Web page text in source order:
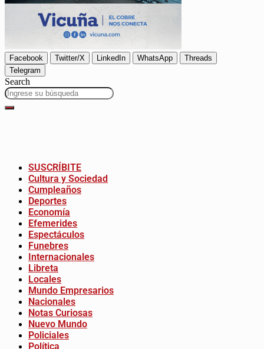
Facebook Twitter/X LinkedIn WhatsApp
Threads
Telegram
Search
SUSCRÍBITE
Cultura y Sociedad
Cumpleaños
Deportes
Economía
Efemerides
Espectáculos
Funebres
Internacionales
Libreta
Locales
Mundo Empresarios
Nacionales
Notas Curiosas
Nuevo Mundo
Policiales
Política